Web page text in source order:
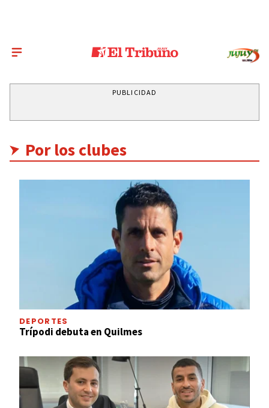
PUBLICIDAD
Por los clubes
DEPORTES
Trípodi debuta en Quilmes